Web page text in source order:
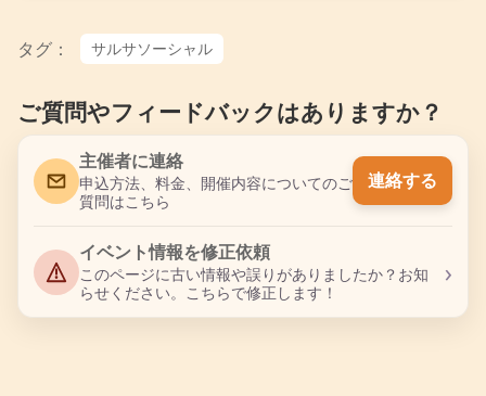
タグ： サルサソーシャル
ご質問やフィードバックはありますか？
主催者に連絡
申込方法、料金、開催内容についてのご
質問はこちら
連絡する
イベント情報を修正依頼
このページに古い情報や誤りがありましたか？お知
らせください。こちらで修正します！
›